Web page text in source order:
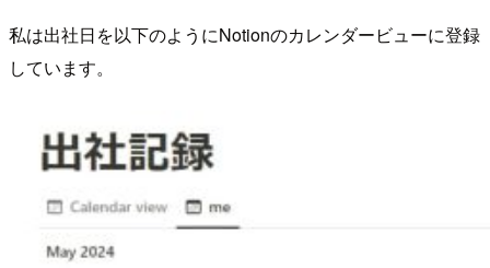
私は出社日を以下のようにNotionのカレンダービューに登録
しています。